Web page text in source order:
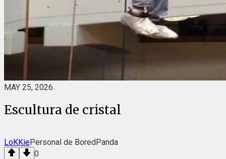
MAY 25, 2026
Escultura de cristal
LoKKiePersonal de BoredPanda
0